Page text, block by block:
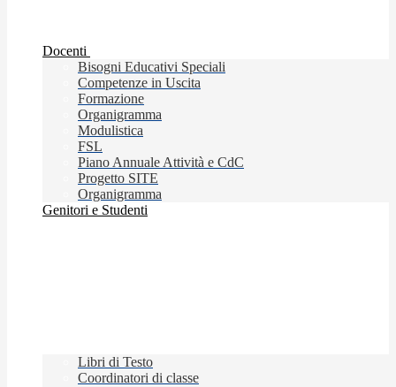
Docenti
Bisogni Educativi Speciali
Competenze in Uscita
Formazione
Organigramma
Modulistica
FSL
Piano Annuale Attività e CdC
Progetto SITE
Organigramma
Genitori e Studenti
Libri di Testo
Coordinatori di classe